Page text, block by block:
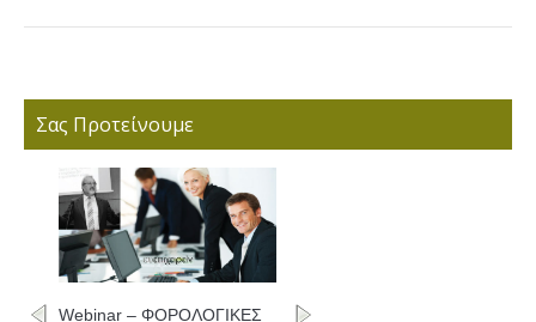
Σας Προτείνουμε
Webinar – ΦΟΡΟΛΟΓΙΚΕΣ